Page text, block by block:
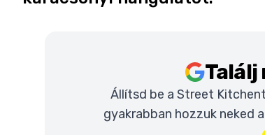
Találj
Állítsd be a Street
gyakrabban hozzuk neked